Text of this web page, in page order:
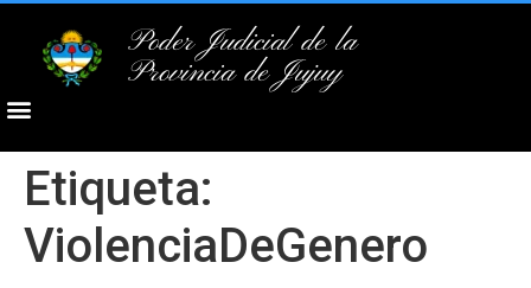
Poder Judicial de la
Provincia de Jujuy
Etiqueta:
ViolenciaDeGenero